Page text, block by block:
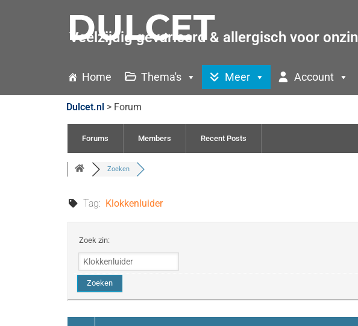
Veelzijdig gevarieerd & allergisch voor onzin
Home Thema's Meer Account
Dulcet.nl > Forum
Forums Members Recent Posts
Zoeken
Tag: Klokkenluider
Zoek zin: